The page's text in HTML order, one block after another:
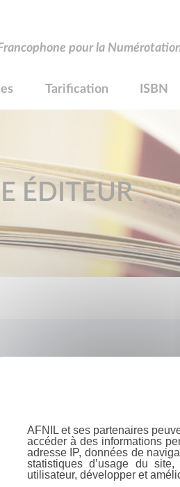
pour la
Tarification ISBN
ÉDITEUR
AFNIL et ses partenaires
accéder à des informations
adresse IP, données de
statistiques d’usage du
utilisateur, développer et